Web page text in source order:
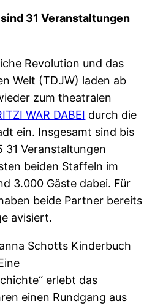
31 Veranstaltungen
Revolution und das
Welt (TDJW) laden ab
zum theatralen
WAR DABEI durch die
ein. Insgesamt sind bis
31 Veranstaltungen
beiden Staffeln im
3.000 Gäste dabei. Für
beide Partner bereits
avisiert.
Schotts Kinderbuch
erlebt das
einen Rundgang aus